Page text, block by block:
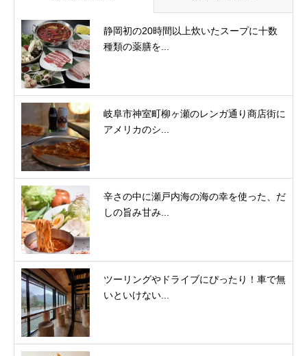
静岡初の20時間以上炊いたスープに十数
種類の薬膳を...
岐阜市神室町柳ヶ瀬のレンガ通り商店街に
アメリカのシ...
辛さの中に瀬戸内海の海の幸を使った、だ
しの旨み甘み...
ツーリングやドライブにぴったり！車で無
いといけない...